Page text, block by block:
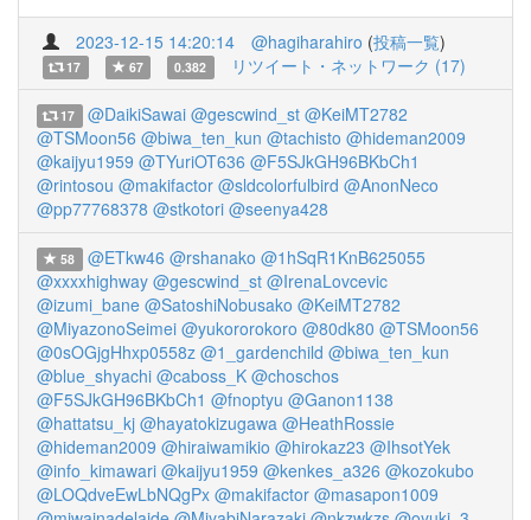
2023-12-15 14:20:14 @hagiharahiro (投稿一覧)
17 67 0.382 リツイート・ネットワーク (17)
17 @DaikiSawai @gescwind_st @KeiMT2782
@TSMoon56 @biwa_ten_kun @tachisto @hideman2009
@kaijyu1959 @TYuriOT636 @F5SJkGH96BKbCh1
@rintosou @makifactor @sldcolorfulbird @AnonNeco
@pp77768378 @stkotori @seenya428
58 @ETkw46 @rshanako @1hSqR1KnB625055
@xxxxhighway @gescwind_st @IrenaLovcevic
@izumi_bane @SatoshiNobusako @KeiMT2782
@MiyazonoSeimei @yukororokoro @80dk80 @TSMoon56
@0sOGjgHhxp0558z @1_gardenchild @biwa_ten_kun
@blue_shyachi @caboss_K @choschos
@F5SJkGH96BKbCh1 @fnoptyu @Ganon1138
@hattatsu_kj @hayatokizugawa @HeathRossie
@hideman2009 @hiraiwamikio @hirokaz23 @IhsotYek
@info_kimawari @kaijyu1959 @kenkes_a326 @kozokubo
@LOQdveEwLbNQgPx @makifactor @masapon1009